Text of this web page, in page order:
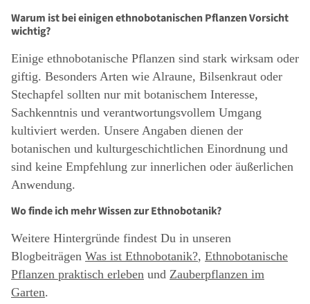
Warum ist bei einigen ethnobotanischen Pflanzen Vorsicht
wichtig?
Einige ethnobotanische Pflanzen sind stark wirksam oder
giftig. Besonders Arten wie Alraune, Bilsenkraut oder
Stechapfel sollten nur mit botanischem Interesse,
Sachkenntnis und verantwortungsvollem Umgang
kultiviert werden. Unsere Angaben dienen der
botanischen und kulturgeschichtlichen Einordnung und
sind keine Empfehlung zur innerlichen oder äußerlichen
Anwendung.
Wo finde ich mehr Wissen zur Ethnobotanik?
Weitere Hintergründe findest Du in unseren
Blogbeiträgen Was ist Ethnobotanik?, Ethnobotanische
Pflanzen praktisch erleben und Zauberpflanzen im
Garten.